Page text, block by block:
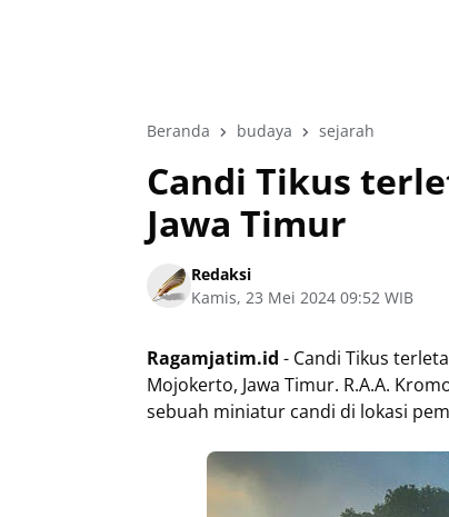
Beranda budaya sejarah
Candi Tikus
Jawa Timur
Redaksi
Kamis, 23 Mei 2024 09:52 WIB
Ragamjatim.id - Candi Tikus
Mojokerto, Jawa Timur. R.A.A.
sebuah miniatur candi di lokasi